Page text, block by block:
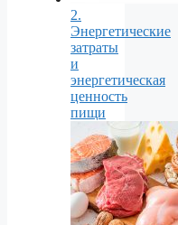
2.
Энергетические
затраты
и
энергетическая
ценность
пищи